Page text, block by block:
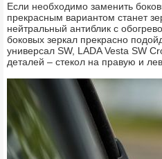
Если необходимо заменить
прекрасным вариантом станет
нейтральный антиблик с
боковых зеркал прекрасно
универсал SW, LADA Vesta SW
деталей – стекол на правую и